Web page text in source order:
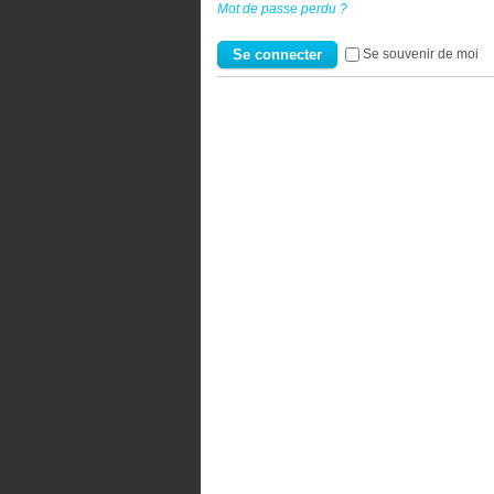
Mot de passe perdu ?
Se souvenir de moi